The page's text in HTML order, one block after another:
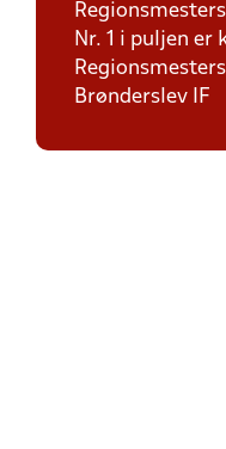
Nr. 1 i puljen er
Brønderslev IF